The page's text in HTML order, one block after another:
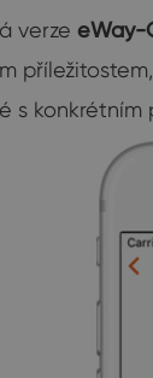
verze eWay-
s konkrétním